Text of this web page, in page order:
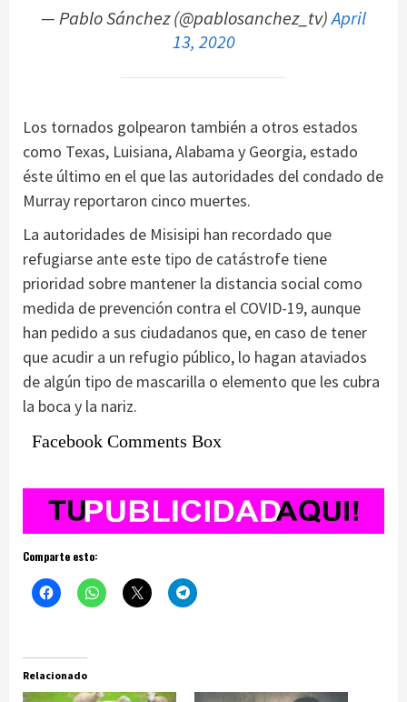
— Pablo Sánchez (@pablosanchez_tv)April
13, 2020
Los tornados golpearon también a otros estados
como Texas, Luisiana, Alabama y Georgia, estado
éste último en el que las autoridades del condado de
Murray reportaron cinco muertes.
La autoridades de Misisipi han recordado que
refugiarse ante este tipo de catástrofe tiene
prioridad sobre mantener la distancia social como
medida de prevención contra el COVID-19, aunque
han pedido a sus ciudadanos que, en caso de tener
que acudir a un refugio público, lo hagan ataviados
de algún tipo de mascarilla o elemento que les cubra
la boca y la nariz.
Facebook Comments Box
Comparte esto:
Relacionado